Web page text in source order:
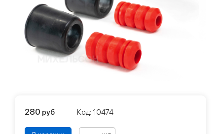
280 руб Код: 10474